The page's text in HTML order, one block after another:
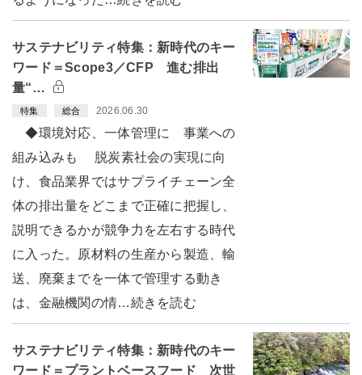
サステナビリティ特集：新時代のキー
ワード＝Scope3／CFP 進む排出
量“…
特集 総合 2026.06.30
◆環境対応、一体管理に 事業への
組み込みも 脱炭素社会の実現に向
け、食品業界ではサプライチェーン全
体の排出量をどこまで正確に把握し、
説明できるかが競争力を左右する時代
に入った。原材料の生産から製造、輸
送、廃棄までを一体で管理する動き
は、金融機関の情…続きを読む
サステナビリティ特集：新時代のキー
ワード＝プラントベースフード 次世